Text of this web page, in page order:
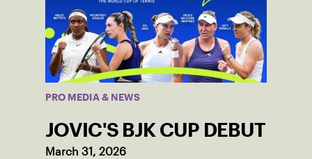
PRO MEDIA & NEWS
JOVIC'S BJK CUP DEBUT
March 31, 2026